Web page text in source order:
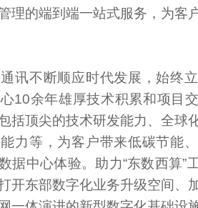
理的端到端一站式服务，为客
讯不断顺应时代发展，始终
10余年雄厚技术积累和项目
括顶尖的技术研发能力、全球
力等，为客户带来低碳节能
据中心体验。助力“东数西算”
开东部数字化业务升级空间、